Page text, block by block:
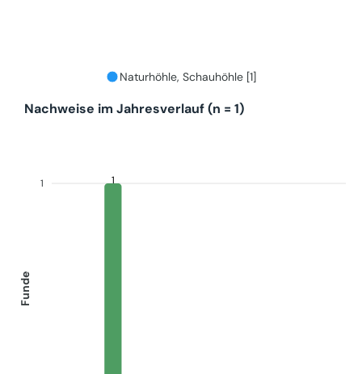
Naturhöhle, Schauhöhle [1]
Nachweise im Jahresverlauf (n = 1)
1
Funde
1